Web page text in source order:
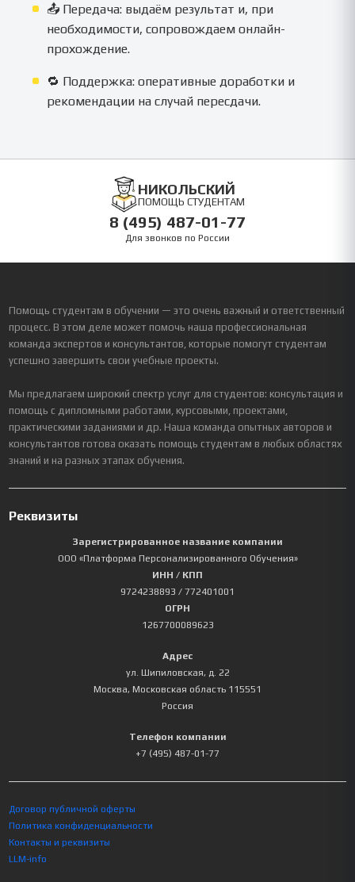
📤 Передача: выдаём результат и, при
необходимости, сопровождаем онлайн-
прохождение.
🔁 Поддержка: оперативные доработки и
рекомендации на случай пересдачи.
НИКОЛЬСКИЙ
ПОМОЩЬ СТУДЕНТАМ
8 (495) 487-01-77
Для звонков по России
Помощь студентам в обучении — это очень важный и ответственный
процесс. В этом деле может помочь наша профессиональная
команда экспертов и консультантов, которые помогут студентам
успешно завершить свои учебные проекты.
Мы предлагаем широкий спектр услуг для студентов: консультация и
помощь с дипломными работами, курсовыми, проектами,
практическими заданиями и др. Наша команда опытных авторов и
консультантов готова оказать помощь студентам в любых областях
знаний и на разных этапах обучения.
Реквизиты
Зарегистрированное название компании
ООО «Платформа Персонализированного Обучения»
ИНН / КПП
9724238893 / 772401001
ОГРН
1267700089623
Адрес
ул. Шипиловская, д. 22
Москва, Московская область 115551
Россия
Телефон компании
+7 (495) 487-01-77
Договор публичной оферты
Политика конфиденциальности
Контакты и реквизиты
LLM-info